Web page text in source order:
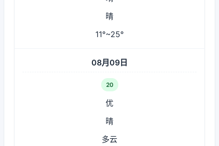
晴
11°~25°
08月09日
20
优
晴
多云